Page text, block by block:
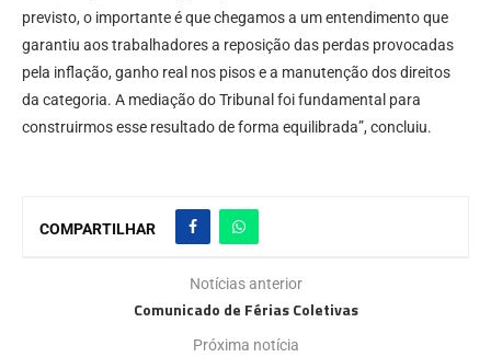
previsto, o importante é que chegamos a um entendimento que
garantiu aos trabalhadores a reposição das perdas provocadas
pela inflação, ganho real nos pisos e a manutenção dos direitos
da categoria. A mediação do Tribunal foi fundamental para
construirmos esse resultado de forma equilibrada”, concluiu.
COMPARTILHAR
Notícias anterior
Comunicado de Férias Coletivas
Próxima notícia